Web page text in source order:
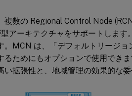
複数の Regional Control Node
アーキテクチャをサポートします
。MCN は、「デフォルトリージョ
ためにもオプションで使用でき
拡張性と、地域管理の効果的な委